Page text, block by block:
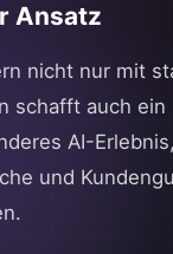
Ansatz
nicht nur mit
schafft auch ein
AI-
und